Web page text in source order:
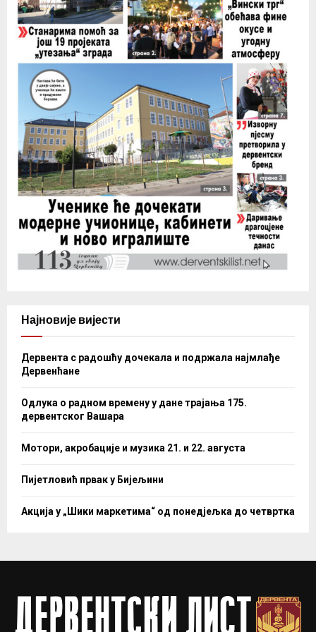
Најновије вијести
Дервента с радошћу дочекала и подржала најмлађе
Дервенћане
Одлука о радном времену у дане трајања 175.
дервентског Вашара
Мотори, акробације и музика 21. и 22. августа
Пијетловић првак у Бијељини
Акција у „Шики маркетима“ од понедјељка до четвртка